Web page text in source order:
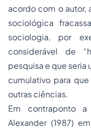
acordo com o autor,
sociológica
sociologia, por
considerável de
pesquisa e que
cumulativo para
outras ciências.
Em contraponto
Alexander (1987)